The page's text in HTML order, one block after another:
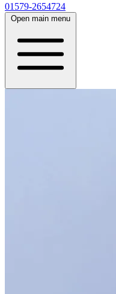
01579-2654724
Open main menu